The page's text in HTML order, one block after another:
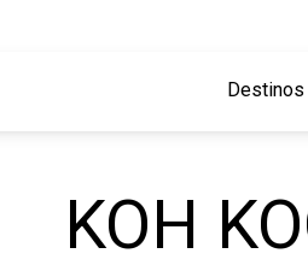
Destinos
KOH